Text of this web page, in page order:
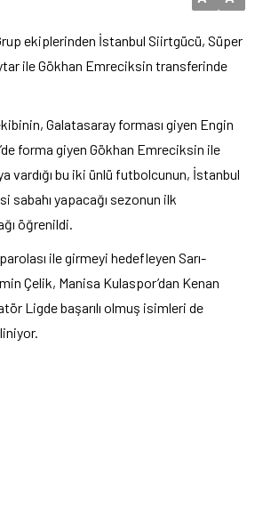
ekiplerinden İstanbul Siirtgücü, Süper
ile Gökhan Emreciksin transferinde
Galatasaray forması giyen Engin
forma giyen Gökhan Emreciksin ile
vardığı bu iki ünlü futbolcunun, İstanbul
sabahı yapacağı sezonun ilk
öğrenildi.
ile girmeyi hedefleyen Sarı-
Çelik, Manisa Kulaspor’dan Kenan
Ligde başarılı olmuş isimleri de